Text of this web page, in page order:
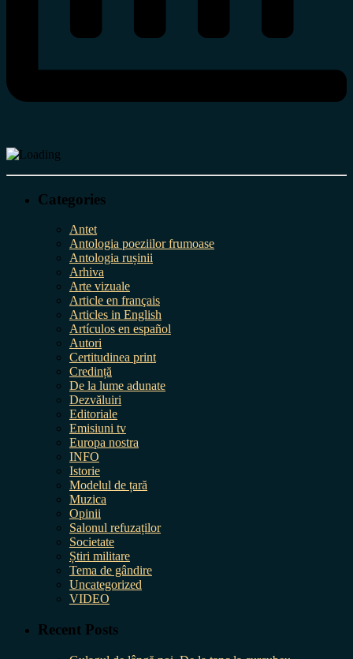
Categories
Antet
Antologia poeziilor frumoase
Antologia rușinii
Arhiva
Arte vizuale
Article en français
Articles in English
Artículos en español
Autori
Certitudinea print
Credință
De la lume adunate
Dezvăluiri
Editoriale
Emisiuni tv
Europa nostra
INFO
Istorie
Modelul de țară
Muzica
Opinii
Salonul refuzaților
Societate
Știri militare
Tema de gândire
Uncategorized
VIDEO
Recent Posts